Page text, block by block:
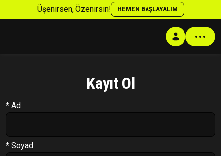
Üşenirsen, Özenirsin! HEMEN BAŞLAYALIM
Supplement Programı
Kayıt Ol
* Ad
* Soyad